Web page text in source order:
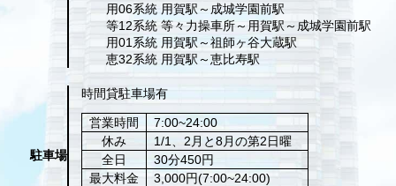
用06系統 用賀駅～成城学園前駅
等12系統 等々力操車所～用賀駅～成城学園前駅
用01系統 用賀駅～祖師ヶ谷大蔵駅
恵32系統 用賀駅～恵比寿駅
駐車場
時間貸駐車場有
営業時間
7:00~24:00
休み
1/1、2月と8月の第2日曜
全日
30分450円
最大料金
3,000円(7:00~24:00)